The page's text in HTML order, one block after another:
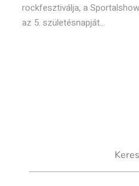
rockfesztiválja, a
az 5. születésnapját...